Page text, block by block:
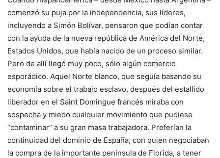
comenzó su puja por la independencia, sus líderes,
incluyendo a Simón Bolívar, pensaron que podían contar
con la ayuda de la nueva república de América del Norte,
Estados Unidos, que había nacido de un proceso similar.
Pero de allí llegó muy poco, sólo algún comercio
esporádico. Aquel Norte blanco, que seguía basando su
economía sobre el trabajo esclavo, después del estallido
liberador en el Saint Domingue francés miraba con
sospecha y miedo cualquier movimiento que pudiese
“contaminar” a su gran masa trabajadora. Preferían la
continuidad del dominio de España, con quien negociaban
la compra de la importante península de Florida, a tener